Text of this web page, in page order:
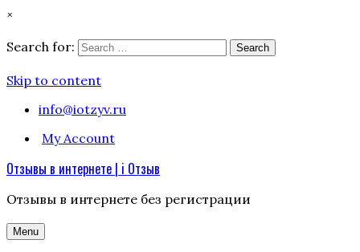
×
Search for:
Search
Skip to content
info@iotzyv.ru
My Account
Отзывы в интернете | i Отзыв
Отзывы в интернете без регистрации
Menu